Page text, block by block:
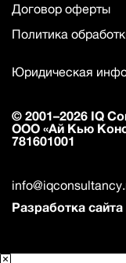
Договор оферты
Политика
Юридическая
© 2001–2026 IQ
ООО «Ай Кью
781601001
Разработка